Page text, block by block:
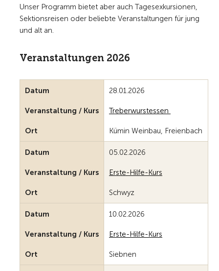
Unser Programm bietet aber auch Tagesexkursionen,
Sektionsreisen oder beliebte Veranstaltungen für jung
und alt an.
Veranstaltungen 2026
Datum 28.01.2026
Veranstaltung / Kurs Treberwurstessen
Ort Kümin Weinbau, Freienbach
Datum 05.02.2026
Veranstaltung / Kurs Erste-Hilfe-Kurs
Ort Schwyz
Datum 10.02.2026
Veranstaltung / Kurs Erste-Hilfe-Kurs
Ort Siebnen